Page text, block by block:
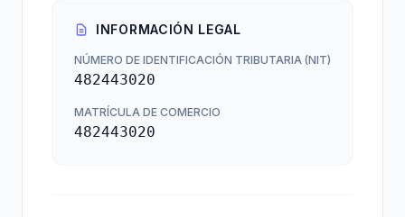
INFORMACIÓN LEGAL
NÚMERO DE IDENTIFICACIÓN TRIBUTARIA (NIT)
482443020
MATRÍCULA DE COMERCIO
482443020